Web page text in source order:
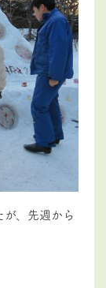
、先週から